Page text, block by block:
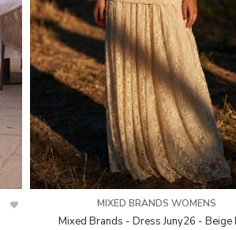
MIXED BRANDS WOMENS
Mixed Brands - Dress Juny26 - Beige